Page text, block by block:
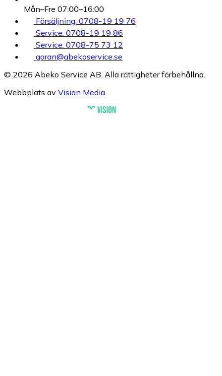
Mån–Fre 07:00–16:00
Försäljning: 0708-19 19 76
Service: 0708-19 19 86
Service: 0708-75 73 12
goran@abekoservice.se
© 2026 Abeko Service AB. Alla rättigheter förbehållna.
Webbplats av Vision Media